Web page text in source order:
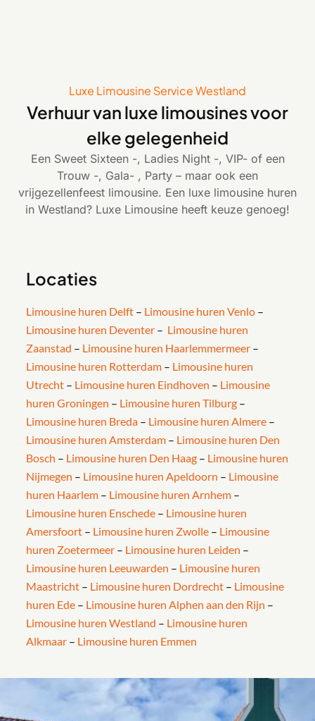
Luxe Limousine Service Westland
Verhuur van luxe limousines voor
elke gelegenheid
Een Sweet Sixteen -, Ladies Night -, VIP- of een
Trouw -, Gala- , Party – maar ook een
vrijgezellenfeest limousine. Een luxe limousine huren
in Westland? Luxe Limousine heeft keuze genoeg!
Locaties
Limousine huren Delft– Limousine huren Venlo–
Limousine huren Deventer– Limousine huren
Zaanstad – Limousine huren Haarlemmermeer–
Limousine huren Rotterdam– Limousine huren
Utrecht– Limousine huren Eindhoven – Limousine
huren Groningen – Limousine huren Tilburg–
Limousine huren Breda– Limousine huren Almere–
Limousine huren Amsterdam– Limousine huren Den
Bosch – Limousine huren Den Haag– Limousine huren
Nijmegen – Limousine huren Apeldoorn – Limousine
huren Haarlem– Limousine huren Arnhem–
Limousine huren Enschede– Limousine huren
Amersfoort– Limousine huren Zwolle– Limousine
huren Zoetermeer– Limousine huren Leiden –
Limousine huren Leeuwarden – Limousine huren
Maastricht– Limousine huren Dordrecht– Limousine
huren Ede– Limousine huren Alphen aan den Rijn –
Limousine huren Westland – Limousine huren
Alkmaar– Limousine huren Emmen